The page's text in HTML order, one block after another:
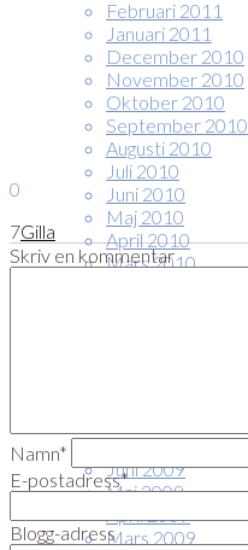
Februari 2011
Januari 2011
December 2010
November 2010
Oktober 2010
September 2010
Augusti 2010
Juli 2010
Juni 2010
Maj 2010
April 2010
Mars 2010
Juli 2009
Juni 2009
Maj 2009
April 2009
Mars 2009
0
7Gilla
Skriv en kommentar
Namn*
E-postadress*
Blogg-adress